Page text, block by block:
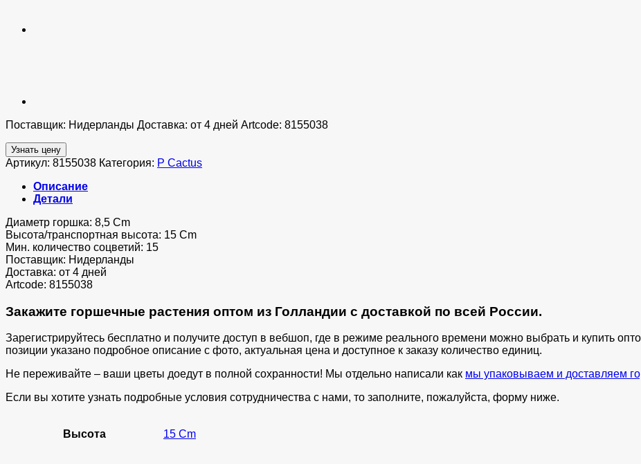
Поставщик: Нидерланды Доставка: от 4 дней Artcode: 8155038
Узнать цену
Артикул: 8155038 Категория: P Cactus
Описание
Детали
Диаметр горшка: 8,5 Cm
Высота/транспортная высота: 15 Cm
Мин. количество соцветий: 15
Поставщик: Нидерланды
Доставка: от 4 дней
Artcode: 8155038
Закажите горшечные растения оптом из Голландии с доставкой по всей России.
Зарегистрируйтесь бесплатно и получите доступ в вебшоп, где в режиме реального времени можно выбрать и купить
позиции указано подробное описание с фото, актуальная цена и доступное к заказу количество единиц.
Не переживайте – ваши цветы доедут в полной сохранности! Мы отдельно написали как мы упаковываем и доставляем
Если вы хотите узнать подробные условия сотрудничества с нами, то заполните, пожалуйста, форму ниже.
Высота 15 Cm